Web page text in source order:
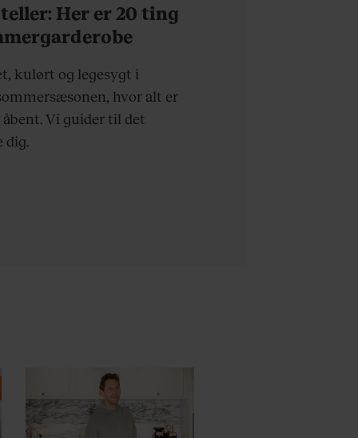
Her er 20 ting
kulørt og legesygt i
hvor alt er
Vi guider til det
dig.